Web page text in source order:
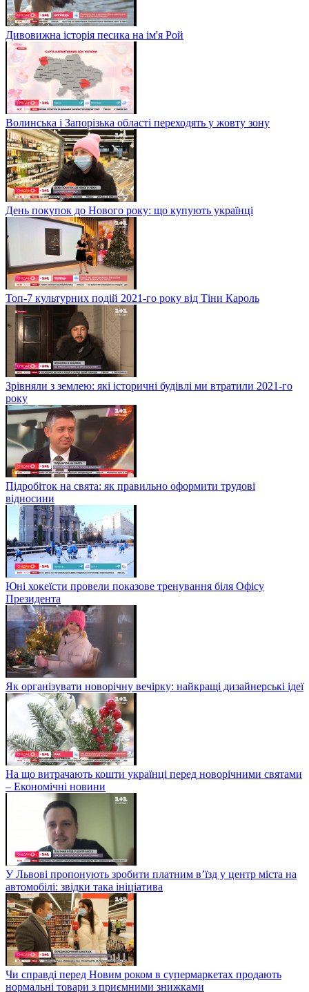
Дивовижна історія песика на ім'я Рой
Волинська і Запорізька області переходять у жовту зону
День покупок до Нового року: що купують українці
Топ-7 культурних подій 2021-го року від Тіни Кароль
Зрівняли з землею: які історичні будівлі ми втратили 2021-го
року
Підробіток на свята: як правильно оформити трудові
відносини
Юні хокеїсти провели показове тренування біля Офісу
Президента
Як організувати новорічну вечірку: найкращі дизайнерські ідеї
На що витрачають кошти українці перед новорічними святами
– Економічні новини
У Львові пропонують зробити платним в’їзд у центр міста на
автомобілі: звідки така ініціатива
Чи справді перед Новим роком в супермаркетах продають
нормальні товари з приємними знижками